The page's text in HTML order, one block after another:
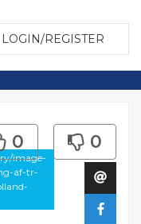
LOGIN/REGISTER
image-
af-tr-
0 0